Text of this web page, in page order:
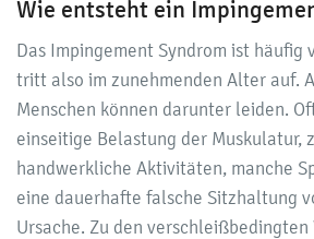
Wie entsteht ein
Das Impingement Syndrom ist häufig
tritt also im zunehmenden Alter auf.
Menschen können darunter leiden.
einseitige Belastung der Muskulatur,
handwerkliche Aktivitäten, manche
eine dauerhafte falsche Sitzhaltung
Ursache. Zu den verschleißbedingten